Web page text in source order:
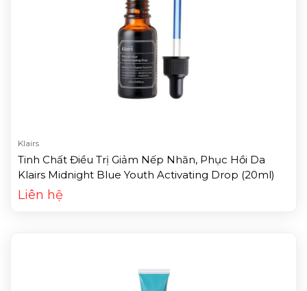
Klairs
Tinh Chất Điều Trị Giảm Nếp Nhăn, Phục Hồi Da
Klairs Midnight Blue Youth Activating Drop (20ml)
Liên hệ